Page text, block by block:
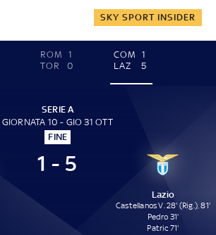
SKY SPORT INSIDER
ROM
1
TOR
0
COM
1
LAZ
5
SERIE A
GIORNATA 10 - GIO 31 OTT
FINE
1 - 5
Lazio
Castellanos V. 28' (Rig.), 81'
Pedro 31'
Patric 71'